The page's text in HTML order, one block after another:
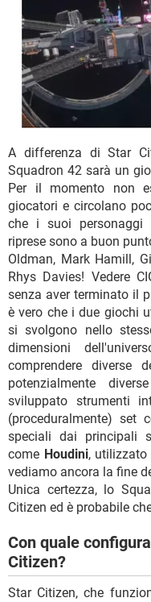
A differenza di Star
Squadron 42 sarà un
Per il momento non
giocatori e circolano
che i suoi personaggi
riprese sono a buon
Oldman, Mark Hamill,
Rhys Davies! Vedere
senza aver terminato il
è vero che i due giochi
si svolgono nello
dimensioni
comprendere diverse
potenzialmente
sviluppato strumenti
(proceduralmente) set
speciali dai principali
come Houdini, utilizzato
vediamo ancora la fine
Unica certezza, lo
Citizen ed è probabile
Con quale
Citizen?
Star Citizen, che